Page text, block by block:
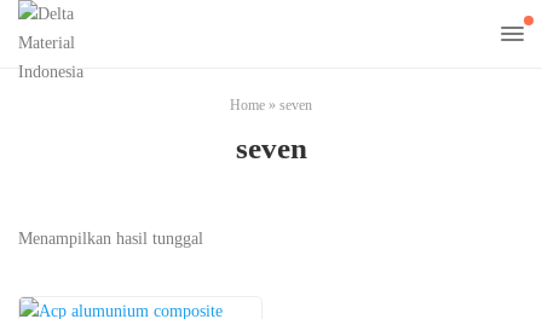
Home » seven
seven
Menampilkan hasil tunggal